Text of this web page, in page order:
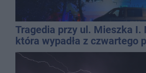
Tragedia przy ul. Mieszka I.
która wypadła z czwartego